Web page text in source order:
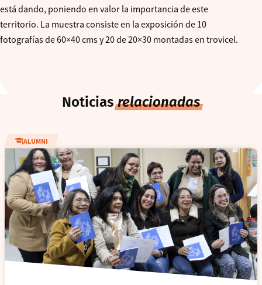
está dando, poniendo en valor la importancia de este
territorio. La muestra consiste en la exposición de 10
fotografías de 60×40 cms y 20 de 20×30 montadas en trovicel.
Noticiasrelacionadas
ALUMNI